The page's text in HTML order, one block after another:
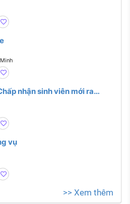
nhận sinh viên mới ra
vụ
>> Xem thêm